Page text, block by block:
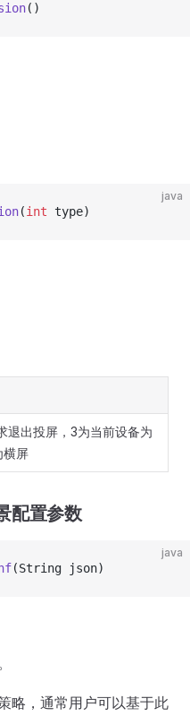
()
java
(int type)
退出投屏，3为当前设备为
横屏
配置参数
java
(String json)
略，通常用户可以基于此